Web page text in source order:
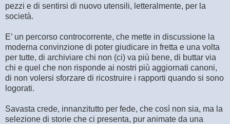
pezzi e di sentirsi di nuovo utensili, letteralmente, per la
società.
E’ un percorso controcorrente, che mette in discussione la
moderna convinzione di poter giudicare in fretta e una volta
per tutte, di archiviare chi non (ci) va più bene, di buttar via
chi e quel che non risponde ai nostri più aggiornati canoni,
di non volersi sforzare di ricostruire i rapporti quando si sono
logorati.
Savasta crede, innanzitutto per fede, che così non sia, ma la
selezione di storie che ci presenta, pur animate da una